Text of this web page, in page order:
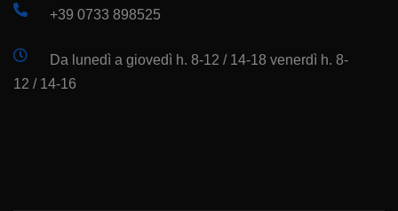
+39 0733 898525
Da lunedì a giovedì h. 8-12 / 14-18 venerdì h. 8-
12 / 14-16